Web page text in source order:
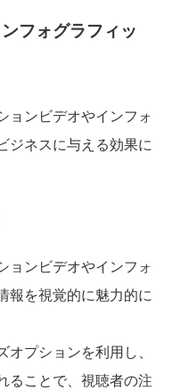
フォグラフィッ
ョンビデオやインフォ
ジネスに与える効果に
ョンビデオやインフォ
報を視覚的に魅力的に
オプションを利用し、
ることで、視聴者の注